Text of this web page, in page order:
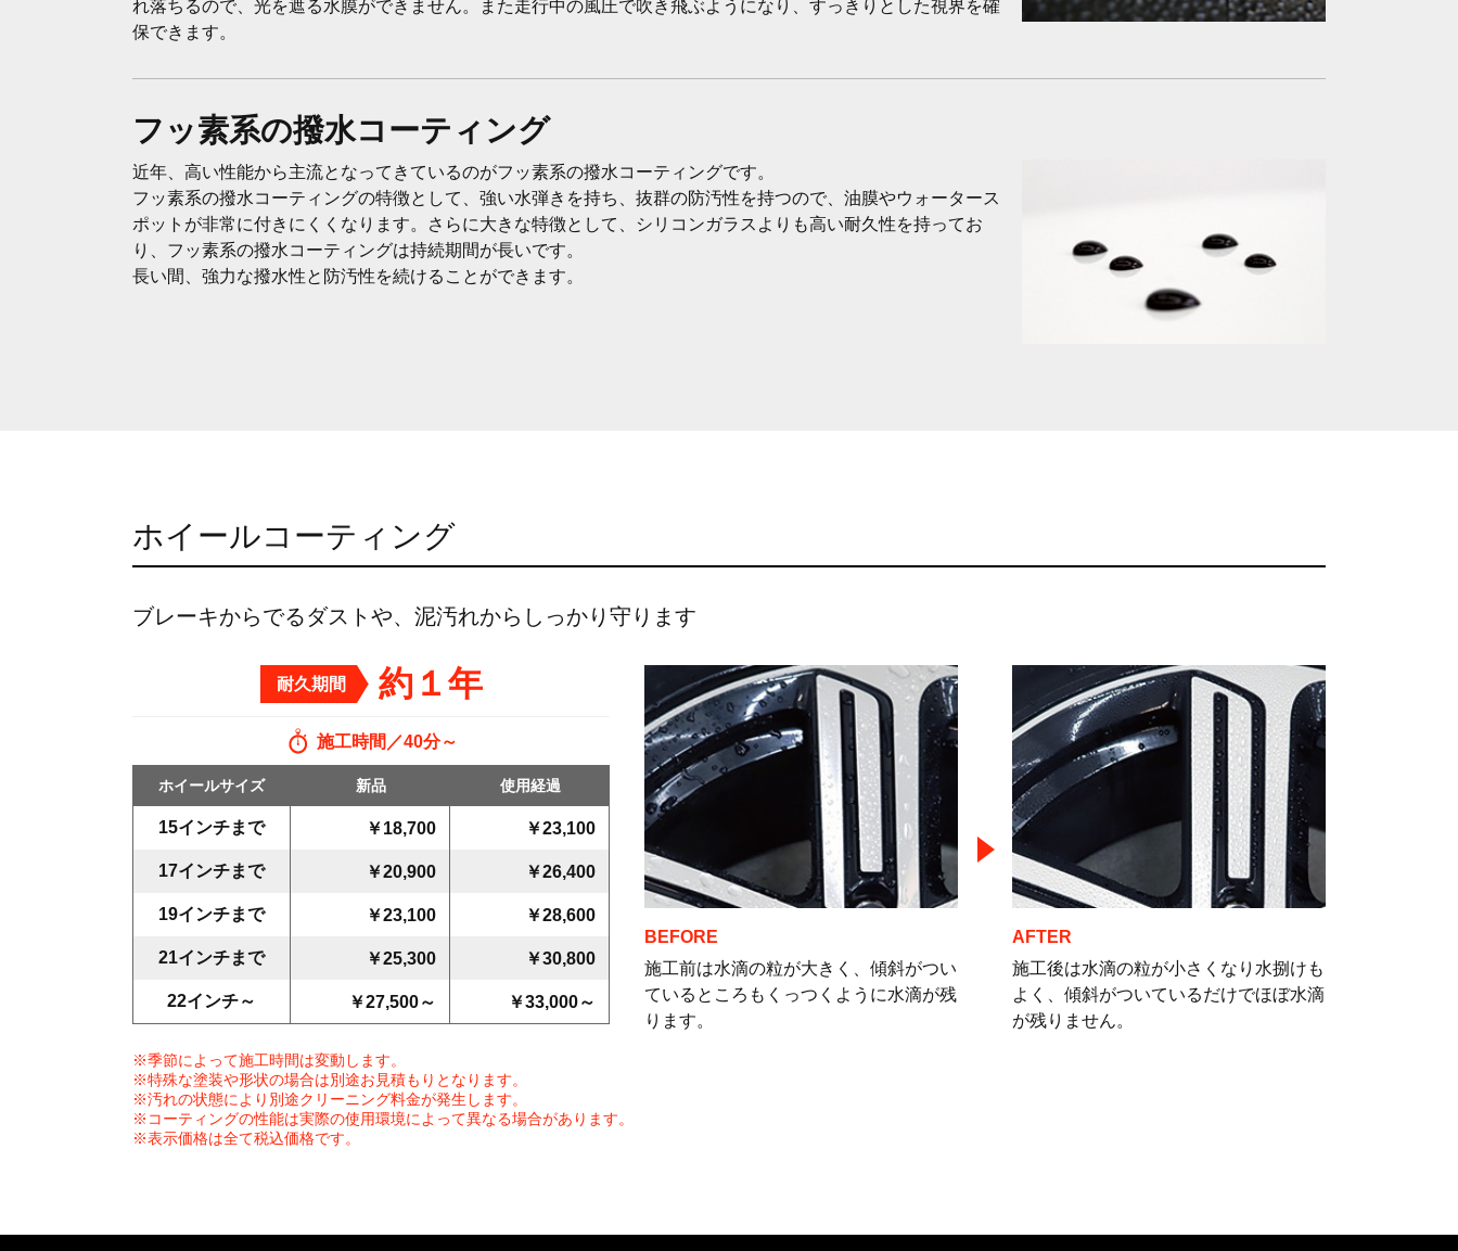
news
contact
れ落ちるので、光を遮る水膜ができません。また走行中の風圧で吹き飛ぶようになり、すっきりとした視界を確
保できます。
フッ素系の撥水コーティング
近年、高い性能から主流となってきているのがフッ素系の撥水コーティングです。
フッ素系の撥水コーティングの特徴として、強い水弾きを持ち、抜群の防汚性を持つので、油膜やウォータース
ポットが非常に付きにくくなります。さらに大きな特徴として、シリコンガラスよりも高い耐久性を持ってお
り、フッ素系の撥水コーティングは持続期間が長いです。
長い間、強力な撥水性と防汚性を続けることができます。
ホイールコーティング
ブレーキからでるダストや、泥汚れからしっかり守ります
耐久期間 約１年
施工時間 40分～
ホイールサイズ 新品 使用経過
15インチまで ￥18,700 ￥23,100
17インチまで ￥20,900 ￥26,400
19インチまで ￥23,100 ￥28,600
21インチまで ￥25,300 ￥30,800
22インチ～ ￥27,500～ ￥33,000～
BEFORE
施工前は水滴の粒が大きく、傾斜がつい
ているところもくっつくように水滴が残
ります。
AFTER
施工後は水滴の粒が小さくなり水捌けも
よく、傾斜がついているだけでほぼ水滴
が残りません。
※季節によって施工時間は変動します。
※特殊な塗装や形状の場合は別途お見積もりとなります。
※汚れの状態により別途クリーニング料金が発生します。
※コーティングの性能は実際の使用環境によって異なる場合があります。
※表示価格は全て税込価格です。